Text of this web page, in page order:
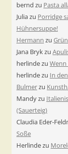
bernd zu Pasta
Juliazu Porridge
Hühnersuppe!
Hermann zu
Jana Brykzu
herlindezu
herlindezu In
Bulmerzu
Mandyzu
(Sauerteig)
Claudia Eder-
Soße
Herlindezu